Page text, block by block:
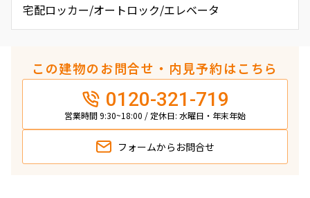
宅配ロッカー/オートロック/エレベータ
この建物のお問合せ・内見予約はこちら
0120-321-719
営業時間 9:30~18:00 / 定休日: 水曜日・年末年始
フォームから お問合せ